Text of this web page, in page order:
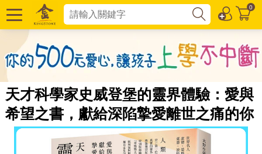
0
天才科學家史威登堡的靈界體驗：愛與
希望之書，獻給深陷摯愛離世之痛的你